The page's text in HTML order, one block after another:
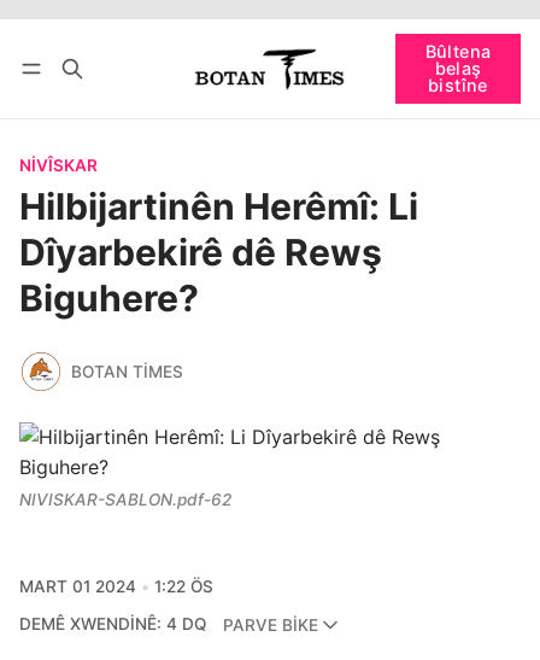
Bûltena
belaş
bistîne
bişopîne
NIVÎSKAR
Hilbijartinên Herêmî: Li
Dîyarbekirê dê Rewş
Biguhere?
BOTAN TIMES
NIVISKAR-SABLON.pdf-62
MART 01 2024
1:22 ÖS
DEMÊ XWENDINÊ: 4 DQ
PARVE BIKE